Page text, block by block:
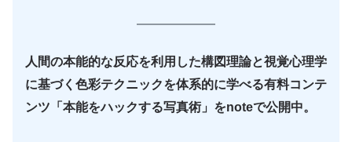
人間の本能的な反応を利用した構図理論と視覚心理学
に基づく色彩テクニックを体系的に学べる有料コンテ
ンツ「本能をハックする写真術」をnoteで公開中。